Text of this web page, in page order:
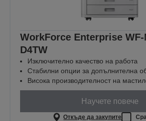
WorkForce Enterprise WF-
D4TW
Изключително качество на работа
Стабилни опции за допълнителна
Висока производителност на
Научете повече
Откъде да закупите